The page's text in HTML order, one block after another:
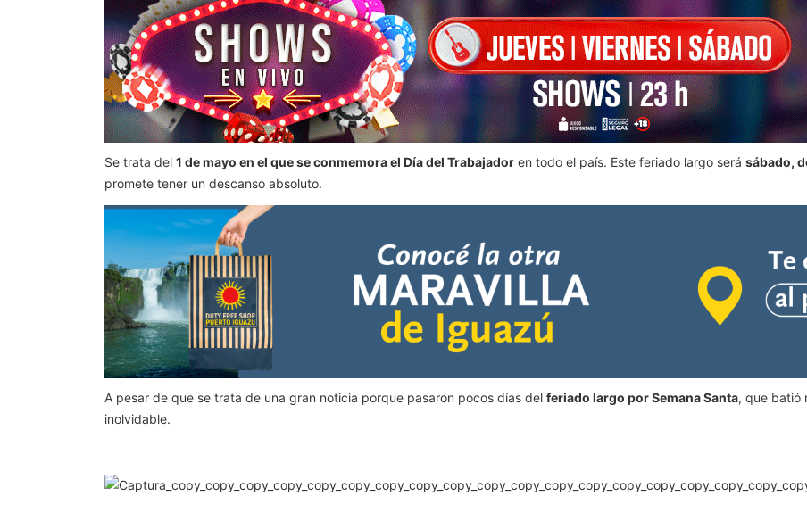
Se trata del 1 de mayo en el que se conmemora el Día del Trabajador en todo el país. Este feriado largo será sábado,
promete tener un descanso absoluto.
A pesar de que se trata de una gran noticia porque pasaron pocos días del feriado largo por Semana Santa, que batió
inolvidable.